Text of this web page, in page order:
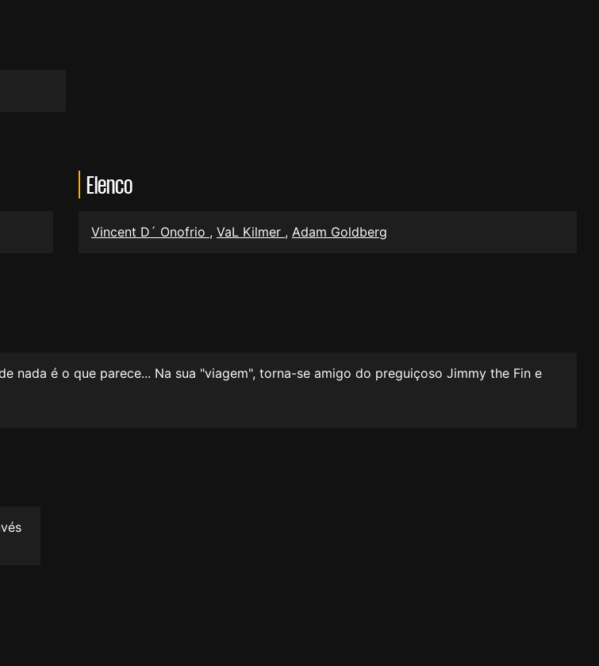
Elenco
Vincent D´ Onofrio , VaL Kilmer , Adam Goldberg
nada é o que parece... Na sua "viagem", torna-se amigo do preguiçoso Jimmy the Fin e